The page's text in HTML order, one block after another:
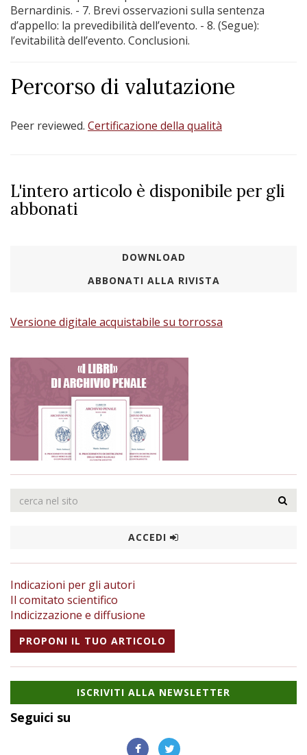
Bernardinis. - 7. Brevi osservazioni sulla sentenza
d’appello: la prevedibilità dell’evento. - 8. (Segue):
l’evitabilità dell’evento. Conclusioni.
Percorso di valutazione
Peer reviewed. Certificazione della qualità
L'intero articolo è disponibile per gli
abbonati
DOWNLOAD
ABBONATI ALLA RIVISTA
Versione digitale acquistabile su torrossa
ACCEDI
Indicazioni per gli autori
Il comitato scientifico
Indicizzazione e diffusione
PROPONI IL TUO ARTICOLO
ISCRIVITI ALLA NEWSLETTER
Seguici su